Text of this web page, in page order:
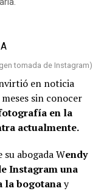
estoy
dejen el
la
bien.
tal vez
tomada de Instagram)
en noticia
sin conocer
en la
actualmente.
abogada Wendy
Instagram una
la bogotanay